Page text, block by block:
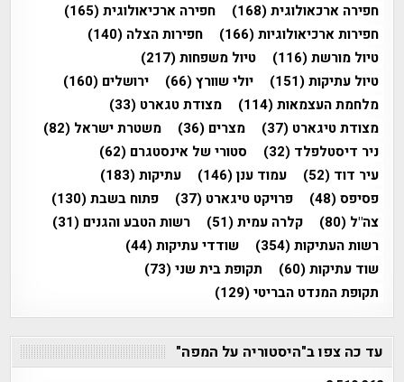
חפירה ארכאולוגית(168) חפירה ארכיאולוגית(165)
חפירות ארכיאולוגיות(166) חפירות הצלה (140)
טיול מורשת(116) טיול משפחות(217)
טיול עתיקות(151) יולי שוורץ(66) ירושלים (160)
מלחמת העצמאות(114) מצודת טגארט (33)
מצודת טיגארט (37) מצרים (36) משטרת ישראל (82)
ניר דיסטלפלד (32) סטורי של אינסטגרם (62)
עיר דוד (52) עמוד ענן(146) עתיקות(183)
פסיפס(48) פרויקט טיגארט (37) פתוח בשבת(130)
צה"ל (80) קלרה עמית(51) רשות הטבע והגנים (31)
רשות העתיקות(354) שודדי עתיקות(44)
שוד עתיקות(60) תקופת בית שני(73)
תקופת המנדט הבריטי(129)
עד כה צפו ב"היסטוריה על המפה"